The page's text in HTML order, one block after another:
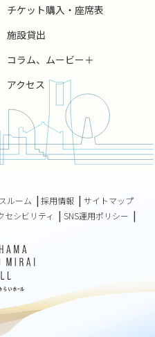
チケット購入・座席表
施設貸出
コラム、ムービー＋
アクセス
ルーム 採用情報
サイトマップ
セシビリティ SNS運用ポリシー